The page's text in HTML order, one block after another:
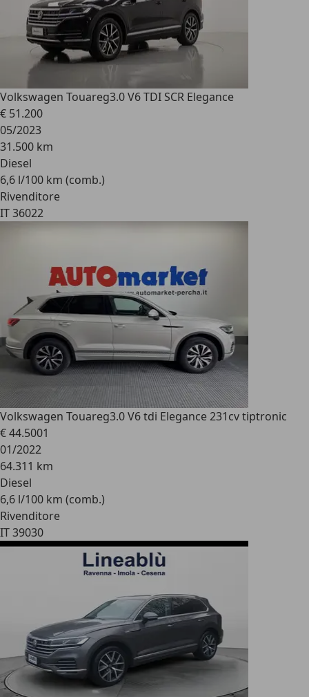
Volkswagen Touareg3.0 V6 TDI SCR Elegance
€ 51.200
05/2023
31.500 km
Diesel
6,6 l/100 km (comb.)
Rivenditore
IT 36022
Volkswagen Touareg3.0 V6 tdi Elegance 231cv tiptronic
€ 44.5001
01/2022
64.311 km
Diesel
6,6 l/100 km (comb.)
Rivenditore
IT 39030